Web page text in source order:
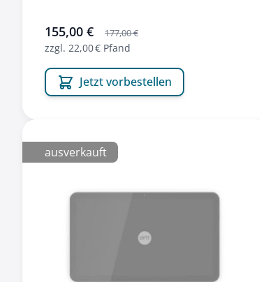
sonderangebot
155,00 € 177,00 €
zzgl. 22,00 € Pfand
Jetzt vorbestellen
ausverkauft